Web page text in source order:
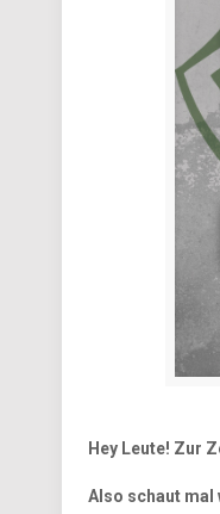
Hey Leute! Zur
Also schaut mal